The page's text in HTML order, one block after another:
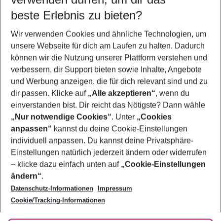
5-8 Nächte
2 Erwachsene Keine Kinder
Mehr Filter anzeigen
Footer
Footer navigation
Über uns
AGB
Bestpreisgarantie
Cookie-Einstellungen ändern
Cookie-Richtlinie
Agenturbetreuung
Barrierefreies Reisen
Folge uns
beste Erlebnis zu bieten?
Wir verwenden Cookies und ähnliche Technologien, um
unsere Webseite für dich am Laufen zu halten. Dadurch
können wir die Nutzung unserer Plattform verstehen und
verbessern, dir Support bieten sowie Inhalte, Angebote
und Werbung anzeigen, die für dich relevant sind und zu
dir passen. Klicke auf „Alle akzeptieren“, wenn du
einverstanden bist. Dir reicht das Nötigste? Dann wähle
„Nur notwendige Cookies“. Unter „Cookies
anpassen“ kannst du deine Cookie-Einstellungen
individuell anpassen. Du kannst deine Privatsphäre-
Einstellungen natürlich jederzeit ändern oder widerrufen
– klicke dazu einfach unten auf „Cookie-Einstellungen
ändern“.
Datenschutz-Informationen
Impressum
Cookie/Tracking-Informationen